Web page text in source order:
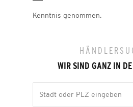
Kenntnis genommen.
WIR SIND GANZ IN